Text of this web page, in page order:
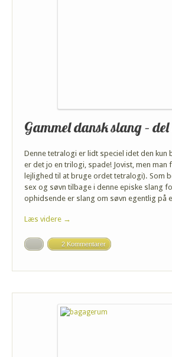
Gammel dansk slang – del
Denne tetralogi er lidt speciel idet den kun
er det jo en trilogi, spade! Jovist, men
lejlighed til at bruge ordet tetralogi). Som
sex og søvn tilbage i denne episke slang
ophidsende er slang om søvn egentlig på
Læs videre →
2 Kommentarer